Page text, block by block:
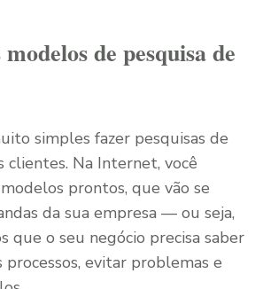
de pesquisa de
simples fazer pesquisas de
clientes. Na Internet, você
prontos, que vão se
da sua empresa — ou seja,
que o seu negócio precisa saber
processos, evitar problemas e